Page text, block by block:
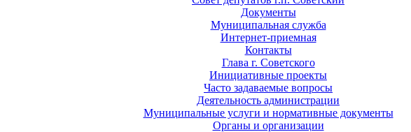
Документы
Муниципальная служба
Интернет-приемная
Контакты
Глава г. Советского
Инициативные проекты
Часто задаваемые вопросы
Деятельность администрации
Муниципальные услуги и нормативные документы
Органы и организации